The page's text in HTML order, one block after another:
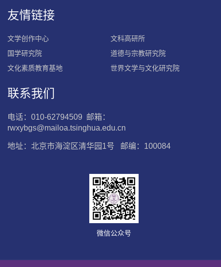
友情链接
文学创作中心
文科高研所
国学研究院
道德与宗教研究院
文化素质教育基地
世界文学与文化研究院
联系我们
电话：010-62794509 邮箱：
rwxybgs@mailoa.tsinghua.edu.cn
地址：北京市海淀区清华园1号 邮编：100084
微信公众号